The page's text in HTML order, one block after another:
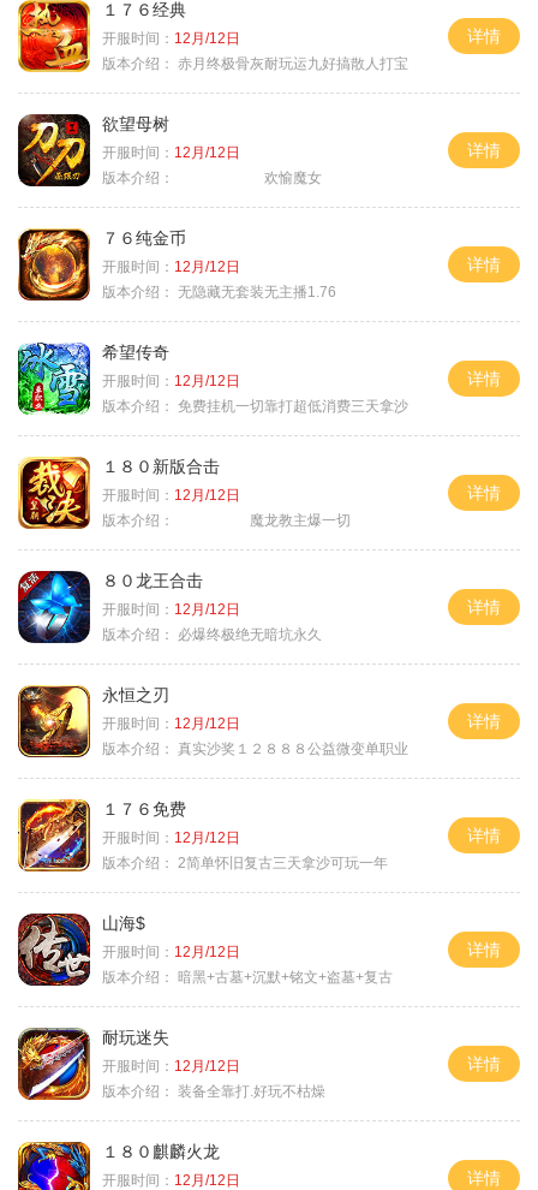
１７６经典
开服时间： 12月/12日
版本介绍： 赤月终极骨灰耐玩运九好搞散人打宝
详情
欲望母树
开服时间： 12月/12日
版本介绍：
欢愉魔女
详情
７６纯金币
开服时间： 12月/12日
版本介绍： 无隐藏无套装无主播1.76
详情
希望传奇
开服时间： 12月/12日
版本介绍： 免费挂机一切靠打超低消费三天拿沙
详情
１８０新版合击
开服时间： 12月/12日
版本介绍：
魔龙教主爆一切
详情
８０龙王合击
开服时间： 12月/12日
版本介绍：
必爆终极绝无暗坑永久
详情
永恒之刃
开服时间： 12月/12日
版本介绍： 真实沙奖１２８８８公益微变单职业
详情
１７６免费
开服时间： 12月/12日
版本介绍： 2简单怀旧复古三天拿沙可玩一年
详情
山海$
开服时间： 12月/12日
版本介绍：
暗黑+古墓+沉默+铭文+盗墓+复古
详情
耐玩迷失
开服时间： 12月/12日
版本介绍： 装备全靠打.好玩不枯燥
详情
１８０麒麟火龙
开服时间： 12月/12日
详情